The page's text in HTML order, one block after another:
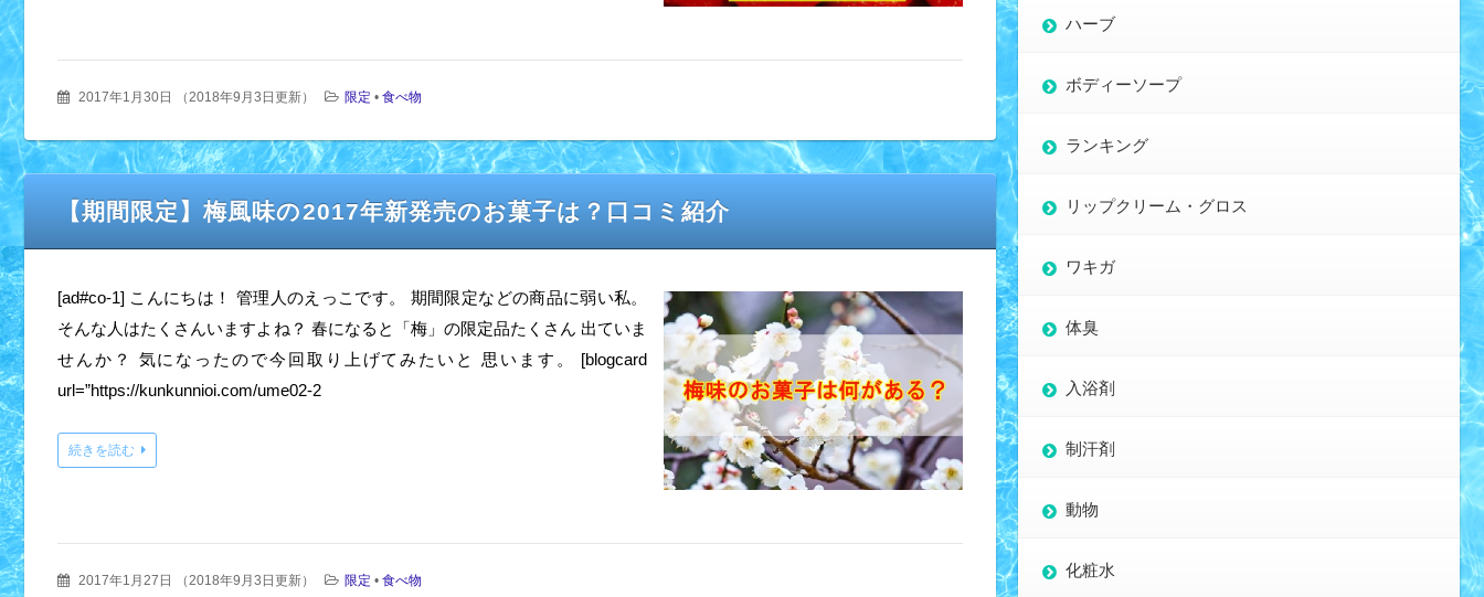
2017年1月30日 （2018年9月3日更新） 限定 • 食べ物
【期間限定】梅風味の2017年新発売のお菓子は？口コミ紹介
[ad#co-1] こんにちは！ 管理人のえっこです。 期間限定などの商品に弱い私。
そんな人はたくさんいますよね？ 春になると「梅」の限定品たくさん 出ていま
せんか？ 気になったので今回取り上げてみたいと 思います。 [blogcard
url=”https://kunkunnioi.com/ume02-2
続きを読む
2017年1月27日 （ 2018年9月3日更新） 限定 • 食べ物
ハーブ
ボディーソープ
ランキング
リップクリーム・グロス
ワキガ
体臭
入浴剤
制汗剤
動物
化粧水